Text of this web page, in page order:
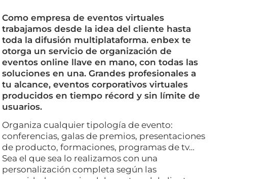
Como empresa de eventos virtuales
trabajamos desde la idea del cliente hasta
toda la difusión multiplataforma. enbex te
otorga un servicio de organización de
eventos online llave en mano, con todas las
soluciones en una. Grandes profesionales a
tu alcance, eventos corporativos virtuales
producidos en tiempo récord y sin límite de
usuarios.
Organiza cualquier tipología de evento:
conferencias, galas de premios, presentaciones
de producto, formaciones, programas de tv…
Sea el que sea lo realizamos con una
personalización completa según las